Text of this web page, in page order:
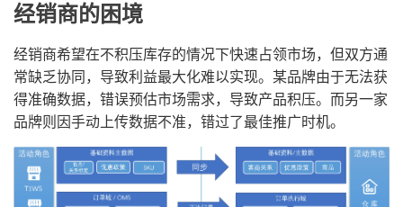
经销商的困境
经销商希望在不积压库存的情况下快速占领市场，但双方通
常缺乏协同，导致利益最大化难以实现。某品牌由于无法获
得准确数据，错误预估市场需求，导致产品积压。而另一家
品牌则因手动上传数据不准，错过了最佳推广时机。